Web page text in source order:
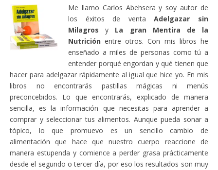
Me llamo Carlos Abehsera y soy autor de
los éxitos de ventaAdelgazar sin
Milagros y La gran Mentira de la
Nutrición entre otros. Con mis libros he
enseñado a miles de personas como tú a
entender porqué engordan y qué tienen que
hacer para adelgazar rápidamente al igual que hice yo. En mis
libros no encontrarás pastillas mágicas ni menús
preconcebidos. Lo que encontrarás, explicado de manera
sencilla, es la información que necesitas para aprender a
comprar y seleccionar tus alimentos. Aunque pueda sonar a
tópico, lo que promuevo es un sencillo cambio de
alimentación que hace que nuestro cuerpo reaccione de
manera estupenda y comience a perder grasa prácticamente
desde el segundo o tercer día, por eso los resultados son muy